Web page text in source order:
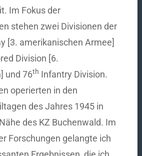
Im Fokus der
stehen zwei Divisionen der
[3. amerikanischen Armee]
Division [6.
und 76th Infantry Division.
operierten in den
des Jahres 1945 in
des KZ Buchenwald. Im
Forschungen gelangte ich